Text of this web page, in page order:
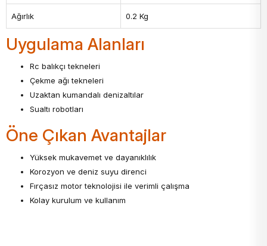
Ağırlık 0.2 Kg
Uygulama Alanları
Rc balıkçı tekneleri
Çekme ağı tekneleri
Uzaktan kumandalı denizaltılar
Sualtı robotları
Öne Çıkan Avantajlar
Yüksek mukavemet ve dayanıklılık
Korozyon ve deniz suyu direnci
Fırçasız motor teknolojisi ile verimli çalışma
Kolay kurulum ve kullanım